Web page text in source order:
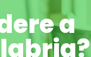
a